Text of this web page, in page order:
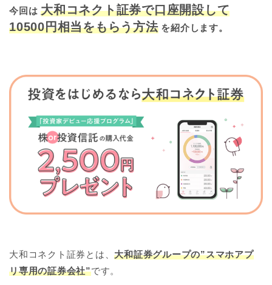
今回は大和コネクト証券で口座開設して
10500円相当をもらう方法を紹介します。
大和コネクト証券とは、大和証券グループの”スマホアプ
リ専用の証券会社”です。